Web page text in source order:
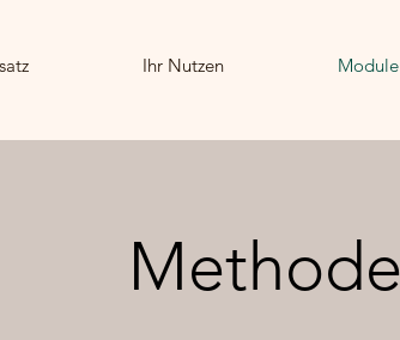
Ihr Nutzen Module
Methode